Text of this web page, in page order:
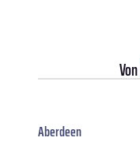
Von
Aberdeen